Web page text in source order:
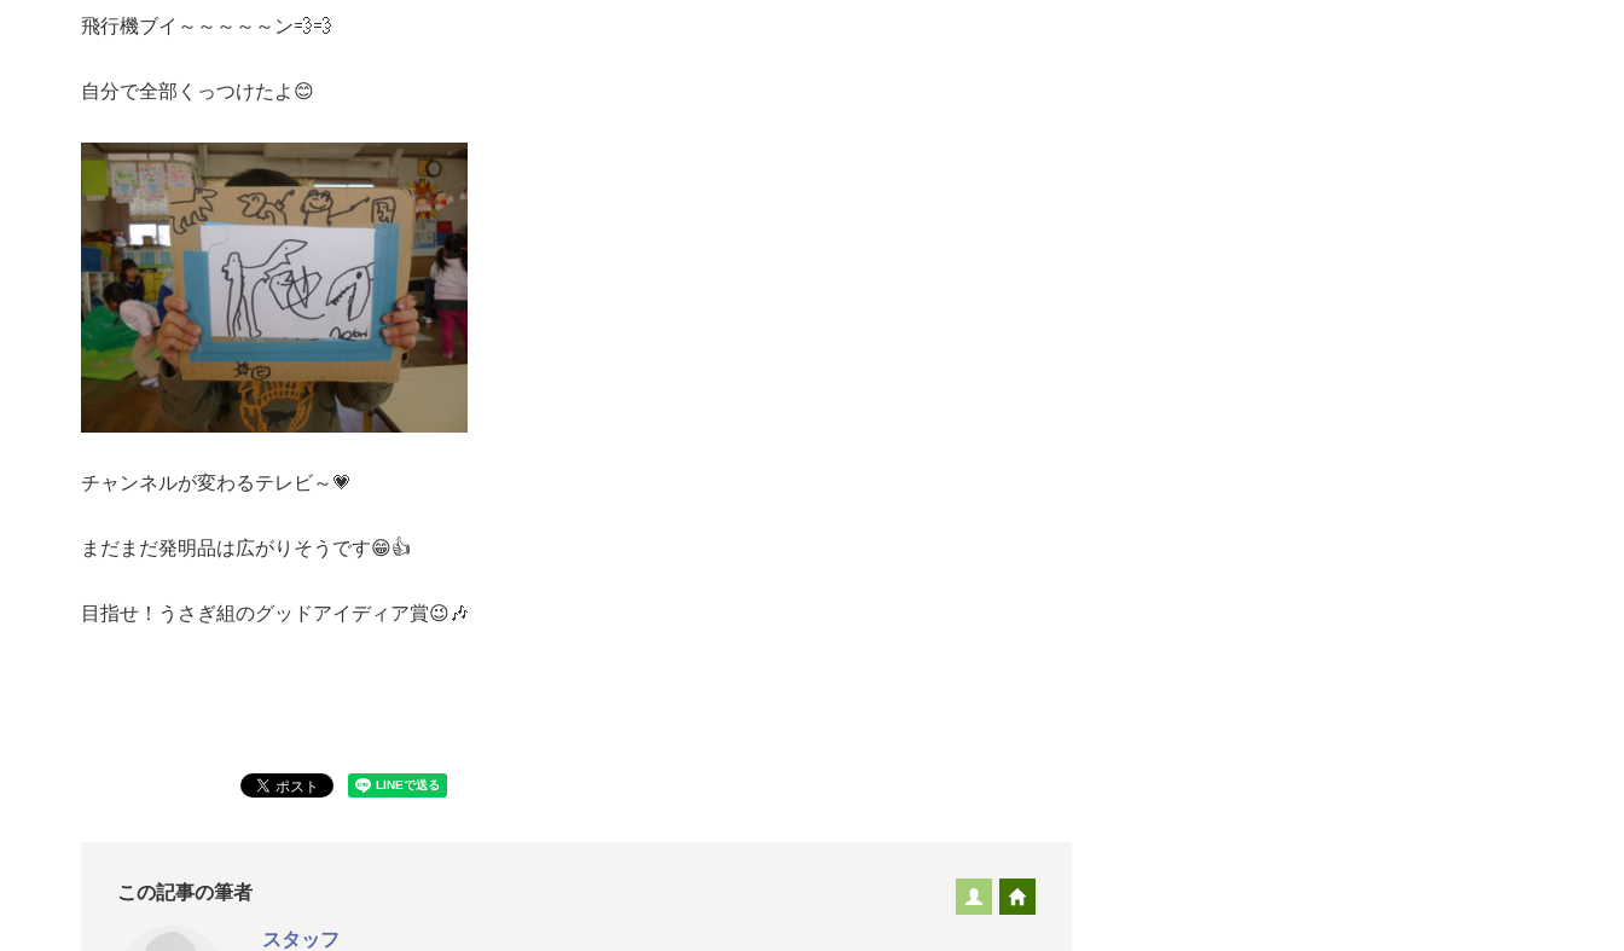
飛行機ブイ～～～～～ン💨💨
自分で全部くっつけたよ😊
チャンネルが変わるテレビ～💗
まだまだ発明品は広がりそうです😁👍
目指せ！うさぎ組のグッドアイディア賞😉🎶
この記事の筆者
スタッフ